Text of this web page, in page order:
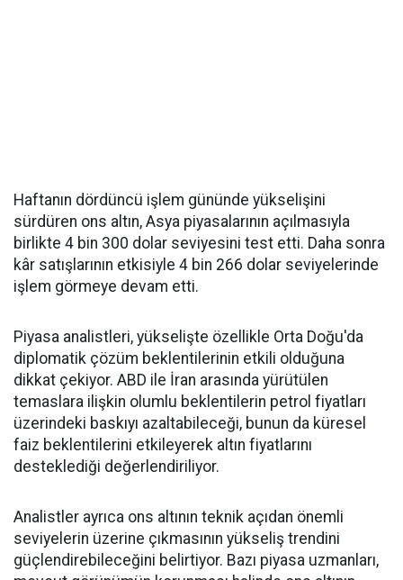
Haftanın dördüncü işlem gününde yükselişini
sürdüren ons altın, Asya piyasalarının açılmasıyla
birlikte 4 bin 300 dolar seviyesini test etti. Daha sonra
kâr satışlarının etkisiyle 4 bin 266 dolar seviyelerinde
işlem görmeye devam etti.
Piyasa analistleri, yükselişte özellikle Orta Doğu'da
diplomatik çözüm beklentilerinin etkili olduğuna
dikkat çekiyor. ABD ile İran arasında yürütülen
temaslara ilişkin olumlu beklentilerin petrol fiyatları
üzerindeki baskıyı azaltabileceği, bunun da küresel
faiz beklentilerini etkileyerek altın fiyatlarını
desteklediği değerlendiriliyor.
Analistler ayrıca ons altının teknik açıdan önemli
seviyelerin üzerine çıkmasının yükseliş trendini
güçlendirebileceğini belirtiyor. Bazı piyasa uzmanları,